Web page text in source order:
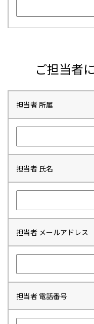
ご担当者
担当者 所属
担当者 氏名
担当者 メールアドレス
担当者 電話番号